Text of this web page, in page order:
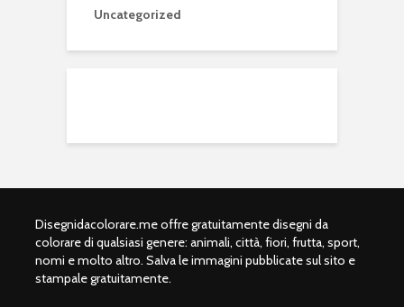
Uncategorized
Disegnidacolorare.me offre gratuitamente disegni da
colorare di qualsiasi genere: animali, città, fiori, frutta, sport,
nomi e molto altro. Salva le immagini pubblicate sul sito e
stampale gratuitamente.